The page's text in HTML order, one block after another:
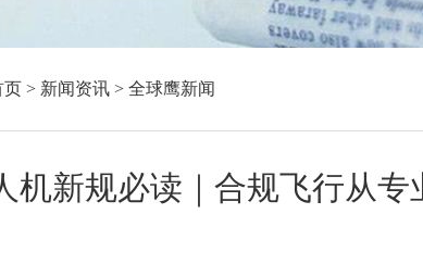
页 > 新闻资讯 > 全球鹰新闻
机新规必读｜合规飞行从